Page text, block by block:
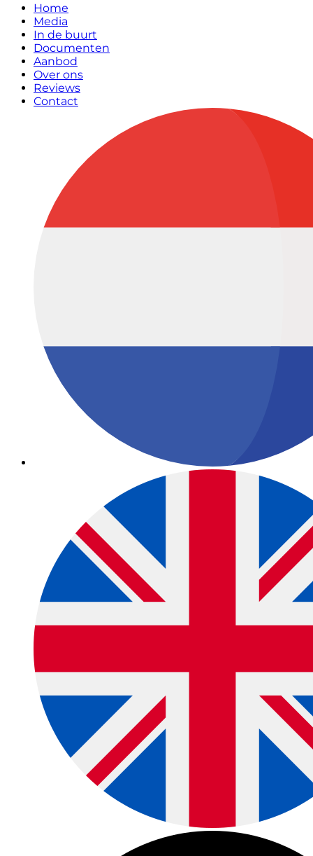
Home
Media
In de buurt
Documenten
Aanbod
Over ons
Reviews
Contact